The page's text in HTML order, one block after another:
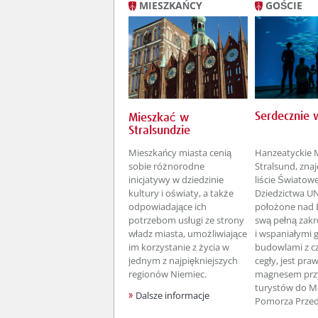
MIESZKAŃCY
Mieszkać w
Stralsundzie
Mieszkańcy miasta cenią
sobie różnorodne
inicjatywy w dziedzinie
kultury i oświaty, a także
odpowiadające ich
potrzebom usługi ze strony
władz miasta, umożliwiające
im korzystanie z życia w
jednym z najpiękniejszych
regionów Niemiec.
Dalsze informacje
GOŚCIE
Serdecznie
Hanzeatyckie
Stralsund,
liście
Dziedzictwa
położone nad
swą pełną
i wspaniałymi
budowlami z
cegły, jest
magnesem
turystów do
Pomorza